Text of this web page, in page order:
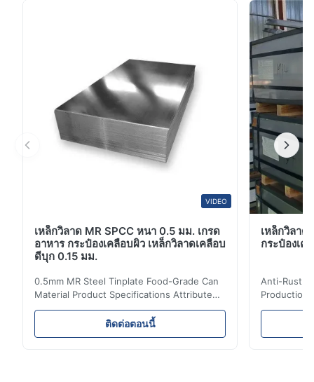
Color Coated Prepainted Ppgi For Building Width
Red/Blue/Green/Black/White/Gray/Ral Color Surface
Treatment Coated Zinc ...
VIDEO
เหล็กวิลาด MR SPCC หนา 0.5 มม. เกรด
อาหาร กระป๋องเคลือบผิว เหล็กวิลาดเคลือบ
ดีบุก 0.15 มม.
0.5mm MR Steel Tinplate Food-Grade Can
Material Product Specifications Attribute
Value Product Name 0.5mm MR Steel
Tinplate Food-Grade Can Material Material
MR, SPCC, prime Tinplate / TFS Tin Coating
ติดต่อตอนนี้
เหล็กวิลาด
กระป๋องเค
Anti-Rust
Production
Value
MR, SPCC,